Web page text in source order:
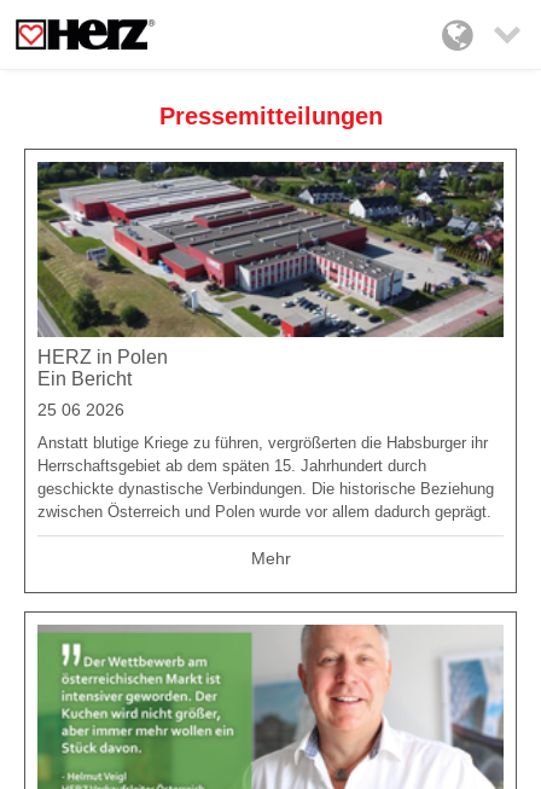

Pressemitteilungen
HERZ in Polen
Ein Bericht
25 06 2026
Anstatt blutige Kriege zu führen, vergrößerten die Habsburger ihr
Herrschaftsgebiet ab dem späten 15. Jahrhundert durch
geschickte dynastische Verbindungen. Die historische Beziehung
zwischen Österreich und Polen wurde vor allem dadurch geprägt.
Mehr